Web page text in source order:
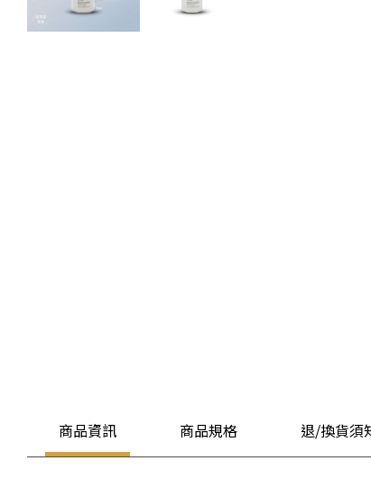
商品資訊 商品規格 退/換貨須